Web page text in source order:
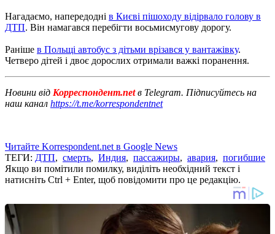
Нагадаємо, напередодні в Києві пішоходу відірвало голову в
ДТП. Він намагався перебігти восьмисмугову дорогу.
Раніше в Польщі автобус з дітьми врізався у вантажівку.
Четверо дітей і двоє дорослих отримали важкі поранення.
Новини від Корреспондент.netв Telegram. Підписуйтесь на
наш канал https://t.me/korrespondentnet
Читайте Korrespondent.net в Google News
ТЕГИ: ДТП, смерть, Индия, пассажиры, авария, погибшие
Якщо ви помітили помилку, виділіть необхідний текст і
натисніть Ctrl + Enter, щоб повідомити про це редакцію.